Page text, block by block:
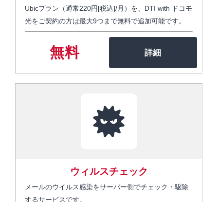
Ubicプラン（通常220円[税込]/月）を、DTI with ドコモ
光をご契約の方は最大9つまで無料で追加可能です。
無料
ウィルスチェック
メールのウイルス感染をサーバー側でチェック・駆除
するサービスです。